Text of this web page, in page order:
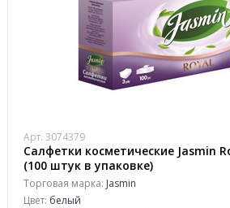
Арт. 3074379
Салфетки косметические Jasmin
(100 штук в упаковке)
Торговая марка: Jasmin
Цвет: белый